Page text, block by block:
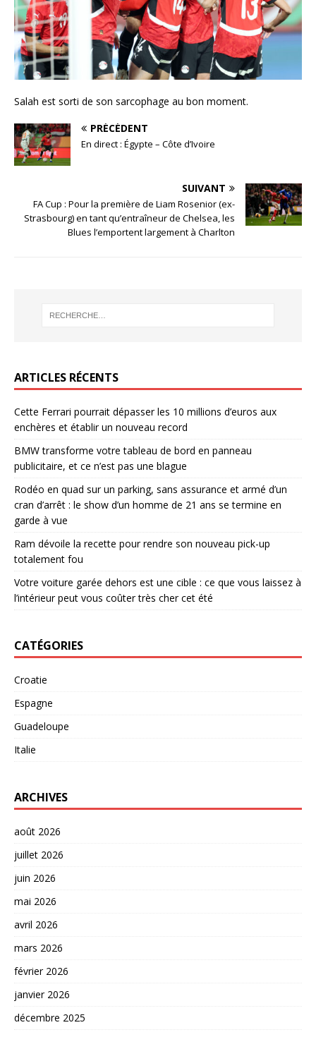
Salah est sorti de son sarcophage au bon moment.
PRÉCÉDENT
En direct : Égypte – Côte d’Ivoire
SUIVANT
FA Cup : Pour la première de Liam Rosenior (ex-
Strasbourg) en tant qu’entraîneur de Chelsea, les
Blues l’emportent largement à Charlton
ARTICLES RÉCENTS
Cette Ferrari pourrait dépasser les 10 millions d’euros aux
enchères et établir un nouveau record
BMW transforme votre tableau de bord en panneau
publicitaire, et ce n’est pas une blague
Rodéo en quad sur un parking, sans assurance et armé d’un
cran d’arrêt : le show d’un homme de 21 ans se termine en
garde à vue
Ram dévoile la recette pour rendre son nouveau pick-up
totalement fou
Votre voiture garée dehors est une cible : ce que vous laissez à
l’intérieur peut vous coûter très cher cet été
CATÉGORIES
Croatie
Espagne
Guadeloupe
Italie
ARCHIVES
août 2026
juillet 2026
juin 2026
mai 2026
avril 2026
mars 2026
février 2026
janvier 2026
décembre 2025